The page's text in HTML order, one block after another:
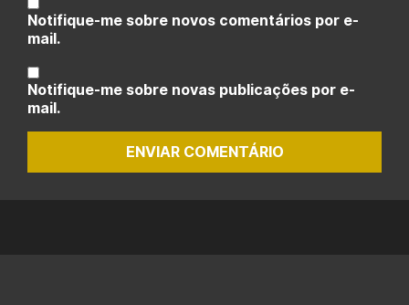
Notifique-me sobre novos comentários por e-
mail.
Notifique-me sobre novas publicações por e-
mail.
ENVIAR COMENTÁRIO